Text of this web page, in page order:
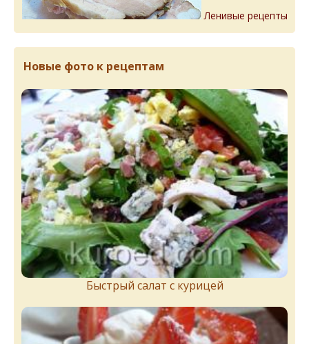
Ленивые рецепты
Новые фото к рецептам
Быстрый салат с курицей